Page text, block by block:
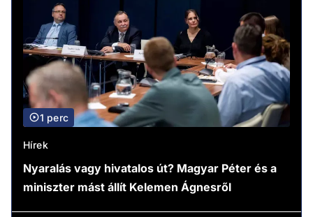
1 perc
Hírek
Nyaralás vagy hivatalos út? Magyar Péter és a
miniszter mást állít Kelemen Ágnesről